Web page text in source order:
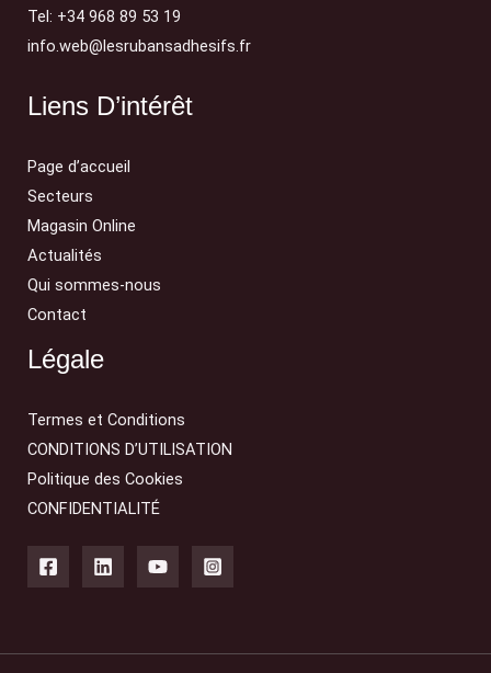
Tel: +34 968 89 53 19
info.web@lesrubansadhesifs.fr
Liens D’intérêt
Page d’accueil
Secteurs
Magasin Online
Actualités
Qui sommes-nous
Contact
Légale
Termes et Conditions
CONDITIONS D’UTILISATION
Politique des Cookies
CONFIDENTIALITÉ